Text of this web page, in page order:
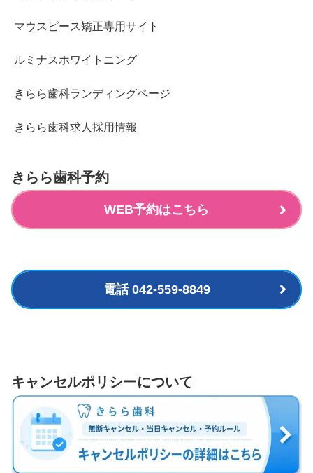
マウスピース矯正専用サイト
ルミナスホワイトニング
きらら歯科ランディングページ
きらら歯科求人採用情報
きらら歯科予約
WEB予約はこちら
電話 042-559-8849
キャンセルポリシーについて